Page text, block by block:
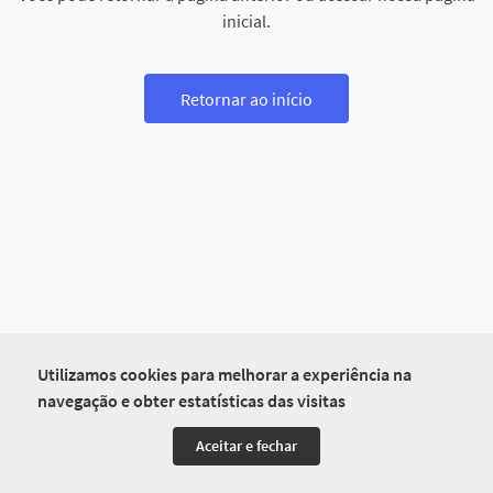
Utilizamos cookies para melhorar a experiência na
navegação e obter estatísticas das visitas
Aceitar e fechar
inicial.
Retornar ao início